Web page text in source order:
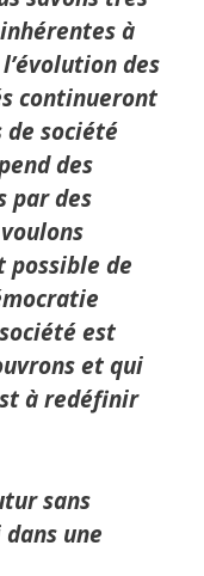
à
des
continueront
de société
des
par des
possible de
est
et qui
à redéfinir
sans
une